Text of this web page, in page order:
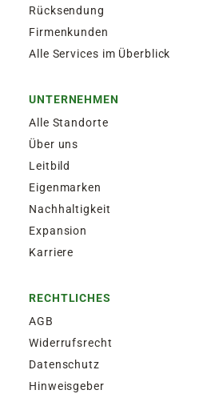
Rücksendung
Firmenkunden
Alle Services im Überblick
UNTERNEHMEN
Alle Standorte
Über uns
Leitbild
Eigenmarken
Nachhaltigkeit
Expansion
Karriere
RECHTLICHES
AGB
Widerrufsrecht
Datenschutz
Hinweisgeber